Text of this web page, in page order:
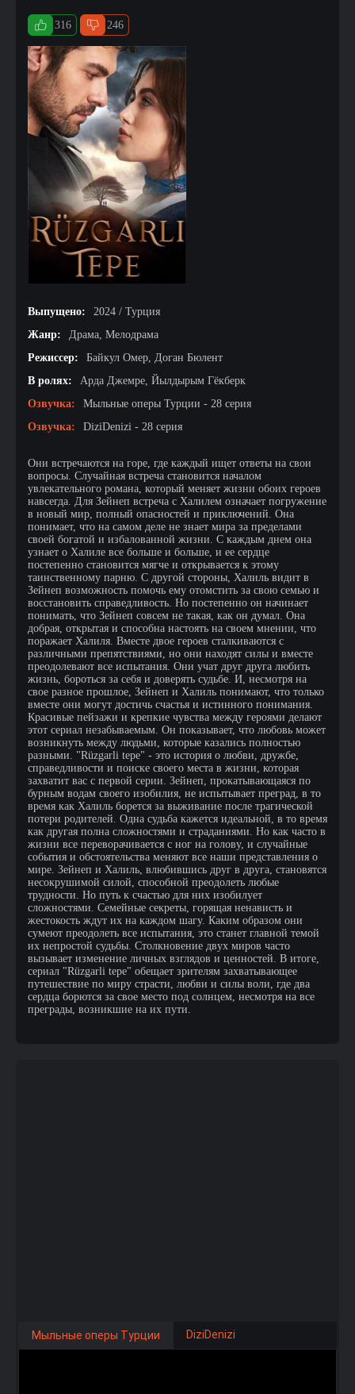
316 246
Выпущено:
2024 / Турция
Жанр:
Драма, Мелодрама
Режиссер:
Бaйкул Oмep, Дoгaн Бюлeнт
В ролях:
Apдa Джeмpe, Йылдыpым Гёкбepк
Озвучка:
Мыльные оперы Турции - 28 серия
Озвучка:
DiziDenizi - 28 серия
Они встречаются на горе, где каждый ищет ответы на свои
вопросы. Случайная встреча становится началом
увлекательного романа, который меняет жизни обоих героев
навсегда. Для Зейнеп встреча с Халилем означает погружение
в новый мир, полный опасностей и приключений. Она
понимает, что на самом деле не знает мира за пределами
своей богатой и избалованной жизни. С каждым днем она
узнает о Халиле все больше и больше, и ее сердце
постепенно становится мягче и открывается к этому
таинственному парню. С другой стороны, Халиль видит в
Зейнеп возможность помочь ему отомстить за свою семью и
восстановить справедливость. Но постепенно он начинает
понимать, что Зейнеп совсем не такая, как он думал. Она
добрая, открытая и способна настоять на своем мнении, что
поражает Халиля. Вместе двое героев сталкиваются с
различными препятствиями, но они находят силы и вместе
преодолевают все испытания. Они учат друг друга любить
жизнь, бороться за себя и доверять судьбе. И, несмотря на
свое разное прошлое, Зейнеп и Халиль понимают, что только
вместе они могут достичь счастья и истинного понимания.
Красивые пейзажи и крепкие чувства между героями делают
этот сериал незабываемым. Он показывает, что любовь может
возникнуть между людьми, которые казались полностью
разными. "Rüzgarli tepe" - это история о любви, дружбе,
справедливости и поиске своего места в жизни, которая
захватит вас с первой серии. Зейнеп, прокатывающаяся по
бурным водам своего изобилия, не испытывает преград, в то
время как Халиль борется за выживание после трагической
потери родителей. Одна судьба кажется идеальной, в то время
как другая полна сложностями и страданиями. Но как часто в
жизни все переворачивается с ног на голову, и случайные
события и обстоятельства меняют все наши представления о
мире. Зейнеп и Халиль, влюбившись друг в друга, становятся
несокрушимой силой, способной преодолеть любые
трудности. Но путь к счастью для них изобилует
сложностями. Семейные секреты, горящая ненависть и
жестокость ждут их на каждом шагу. Каким образом они
сумеют преодолеть все испытания, это станет главной темой
их непростой судьбы. Столкновение двух миров часто
вызывает изменение личных взглядов и ценностей. В итоге,
сериал "Rüzgarli tepe" обещает зрителям захватывающее
путешествие по миру страсти, любви и силы воли, где два
сердца борются за свое место под солнцем, несмотря на все
преграды, возникшие на их пути.
Мыльные оперы Турции DiziDenizi